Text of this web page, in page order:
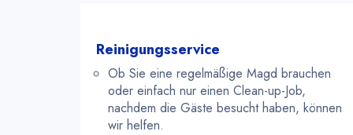
Reinigungsservice
Ob Sie eine regelmäßige Magd brauchen
oder einfach nur einen Clean-up-Job,
nachdem die Gäste besucht haben, können
wir helfen.